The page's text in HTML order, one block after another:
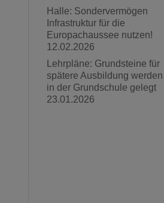
Halle: Sondervermögen
Infrastruktur für die
Europachaussee nutzen!
12.02.2026
Lehrpläne: Grundsteine für
spätere Ausbildung werden
in der Grundschule gelegt
23.01.2026